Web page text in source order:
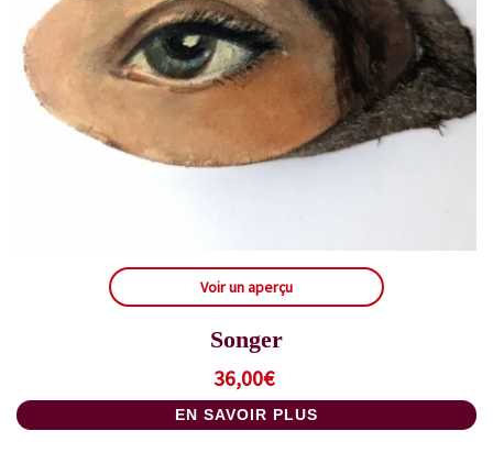
Voir un aperçu
Songer
36,00€
EN SAVOIR PLUS